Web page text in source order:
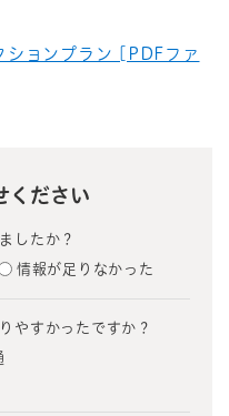
ションプラン [PDFファ
ください
したか？
情報が足りなかった
やすかったですか？